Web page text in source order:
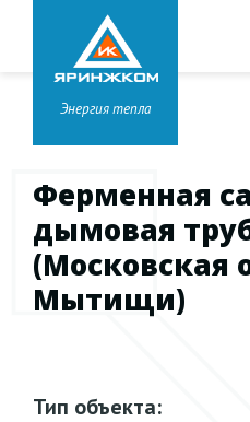
Звонок бесплатный
8 800 333-99-01
Головной офис вЯрославле
+7 (4852) 67-96-00
Энергия тепла
Ферменная
дымовая
(Московская
Мытищи)
Тип объекта: